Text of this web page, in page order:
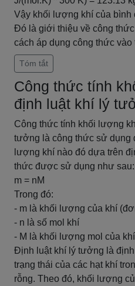
Vậy khối lượng khí của bình
Đó là giới thiệu về công
cách áp dụng công thức vào
Tóm tắt
Công thức tính
định luật khí lý
Công thức tính khối lượng
tưởng là công thức sử dụng
lượng khí nào đó dựa trên
thức được sử dụng như sau:
m = nM
Trong đó:
- m là khối lượng của khí
- n là số mol khí
- M là khối lượng mol của
Định luật khí lý tưởng là
trạng thái của các hạt khí
rỗng. Theo đó, khối lượng